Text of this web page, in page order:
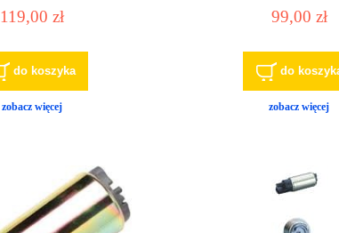
119,00 zł
do koszyka
zobacz więcej
99,00 zł
do
zobacz więcej